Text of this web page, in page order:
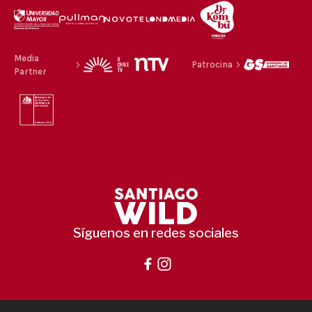
Media
Partner
Patrocina
Síguenos en redes sociales